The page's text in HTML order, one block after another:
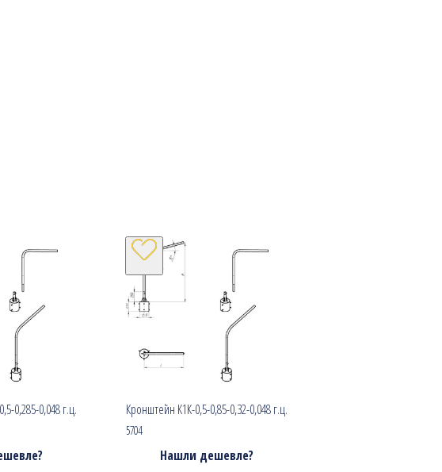
0,285-0,048 г.ц. Кронштейн К1К-0,5-0,85-0,32-0,048 г.ц.
5704
Нашли дешевле?